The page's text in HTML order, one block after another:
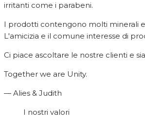
irritanti come i parabeni.
I prodotti contengono molti minerali
L'amicizia e il comune interesse di
Ci piace ascoltare le nostre clienti e
Together we are Unity.
— Alies & Judith
I nostri valori